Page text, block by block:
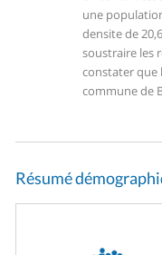
une
densite de
soustraire les
constater que
commune de
Résumé